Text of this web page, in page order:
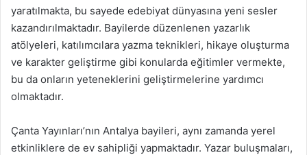
yaratılmakta, bu sayede edebiyat dünyasına yeni sesler
kazandırılmaktadır. Bayilerde düzenlenen yazarlık
atölyeleri, katılımcılara yazma teknikleri, hikaye oluşturma
ve karakter geliştirme gibi konularda eğitimler vermekte,
bu da onların yeteneklerini geliştirmelerine yardımcı
olmaktadır.
Çanta Yayınları’nın Antalya bayileri, aynı zamanda yerel
etkinliklere de ev sahipliği yapmaktadır. Yazar buluşmaları,